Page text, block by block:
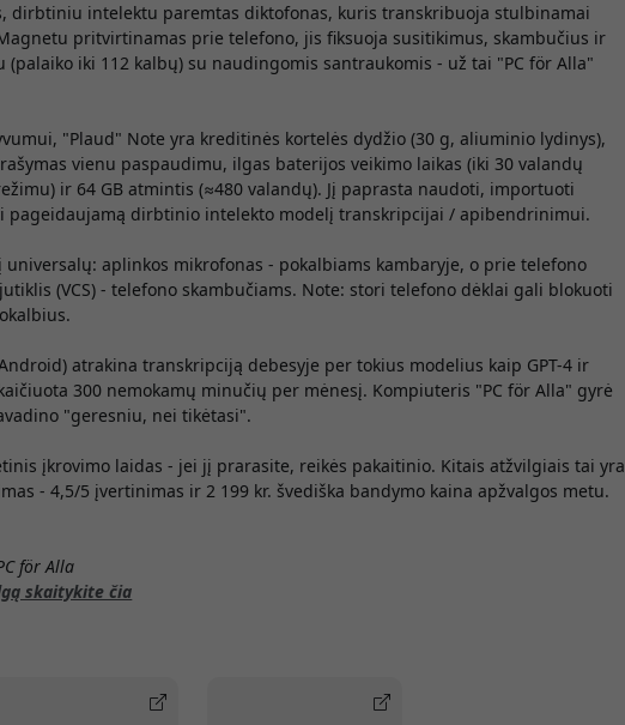
dirbtiniu intelektu paremtas diktofonas, kuris transkribuoja stulbinamai
pritvirtinamas prie telefono, jis fiksuoja susitikimus, skambučius ir
(palaiko iki 112 kalbų) su naudingomis santraukomis - už tai "PC för Alla"
"Plaud" Note yra kreditinės kortelės dydžio (30 g, aliuminio lydinys),
vienu paspaudimu, ilgas baterijos veikimo laikas (iki 30 valandų
ir 64 GB atmintis (≈480 valandų). Jį paprasta naudoti, importuoti
pageidaujamą dirbtinio intelekto modelį transkripcijai / apibendrinimui.
aplinkos mikrofonas - pokalbiams kambaryje, o prie telefono
(VCS) - telefono skambučiams. Note: stori telefono dėklai gali blokuoti
atrakina transkripciją debesyje per tokius modelius kaip GPT-4 ir
300 nemokamų minučių per mėnesį. Kompiuteris "PC för Alla" gyrė
"geresniu, nei tikėtasi".
įkrovimo laidas - jei jį prarasite, reikės pakaitinio. Kitais atžvilgiais tai yra
- 4,5/5 įvertinimas ir 2 199 kr. švediška bandymo kaina apžvalgos metu.
för Alla
skaitykite čia